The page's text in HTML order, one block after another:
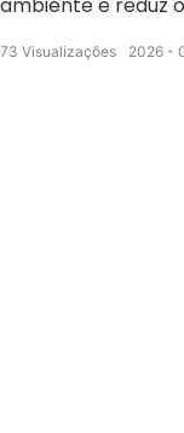
ambiente e reduz
significativamente
2026
73 Visualizações